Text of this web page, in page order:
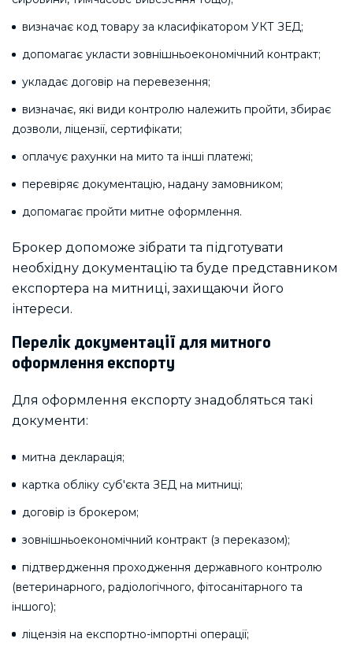
визначає код товару за класифікатором УКТ ЗЕД;
допомагає укласти зовнішньоекономічний контракт;
укладає договір на перевезення;
визначає, які види контролю належить пройти, збирає
дозволи, ліцензії, сертифікати;
оплачує рахунки на мито та інші платежі;
перевіряє документацію, надану замовником;
допомагає пройти митне оформлення.
Брокер допоможе зібрати та підготувати
необхідну документацію та буде представником
експортера на митниці, захищаючи його
інтереси.
Перелік документації для митного
оформлення експорту
Для оформлення експорту знадобляться такі
документи:
митна декларація;
картка обліку суб'єкта ЗЕД на митниці;
договір із брокером;
зовнішньоекономічний контракт (з переказом);
підтвердження проходження державного контролю
(ветеринарного, радіологічного, фітосанітарного та
іншого);
ліцензія на експортно-імпортні операції;